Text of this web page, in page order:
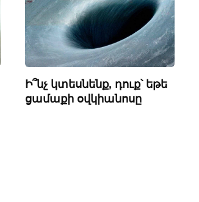
Ի՞նչ կտեսնենք, դուք՝ եթե
ցամաքի օվկիանոսը